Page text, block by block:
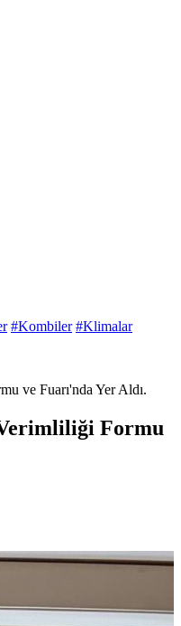
#Kombiler #Klimalar
ve Fuarı'nda Yer Aldı.
Formu